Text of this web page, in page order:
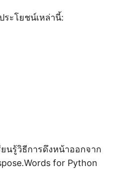
ระโยชน์เหล่านี้:
นรู้วิธีการดึงหน้าออกจาก
for Python